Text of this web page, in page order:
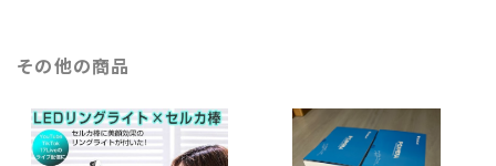
その他の商品